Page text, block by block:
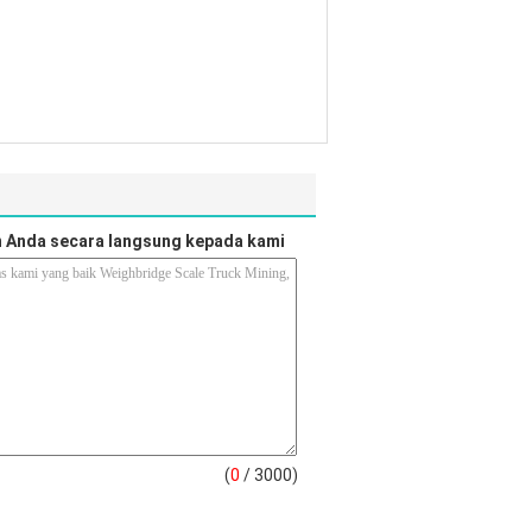
secara langsung kepada kami
(0 / 3000)